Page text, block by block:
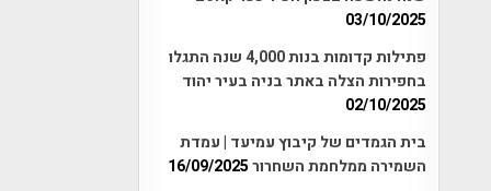
03/10/2025
פתילות קדומות בנות 4,000 שנה התגלו
בחפירות הצלה באתר בניה בעיר יהוד
02/10/2025
בית הגמדים של קיבוץ עמיעד | עמדת
השמירה ממלחמת השחרור16/09/2025